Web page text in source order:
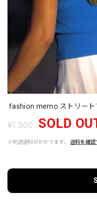
fashion memo ストリート
¥1,500 SOLD
※別途送料がかかります。 送料を確認